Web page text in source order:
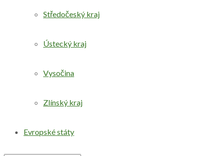
Středočeský kraj
Ústecký kraj
Vysočina
Zlínský kraj
Evropské státy